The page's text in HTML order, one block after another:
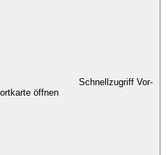
Schnellzugriff Vor-
öffnen